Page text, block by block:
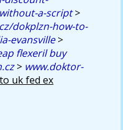
a-script>
dokplzn-how-to-
evansville>
flexeril buy
> www.doktor-
uk fed ex